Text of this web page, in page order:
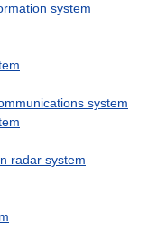
system
system
radar system